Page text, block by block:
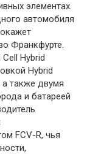
элементах.
автомобиля
Франкфурте.
Hybrid
Hybrid
а также двумя
и батареей
FCV-R, чья